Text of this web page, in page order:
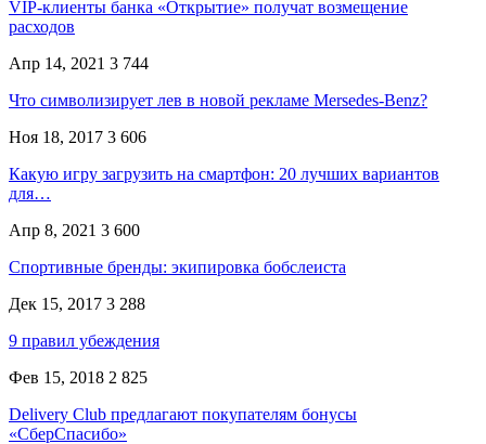
VIP-клиенты банка «Открытие» получат возмещение
расходов
Апр 14, 2021 3 744
Что символизирует лев в новой рекламе Mersedes-Benz?
Ноя 18, 2017 3 606
Какую игру загрузить на смартфон: 20 лучших вариантов
для…
Апр 8, 2021 3 600
Спортивные бренды: экипировка бобслеиста
Дек 15, 2017 3 288
9 правил убеждения
Фев 15, 2018 2 825
Delivery Club предлагают покупателям бонусы
«СберСпасибо»